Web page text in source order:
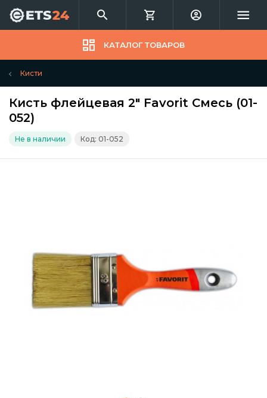
КАТАЛОГ ТОВАРОВ
Кисти
Кисть флейцевая 2" Favorit Смесь (01-
052)
Не в наличии Код: 01-052